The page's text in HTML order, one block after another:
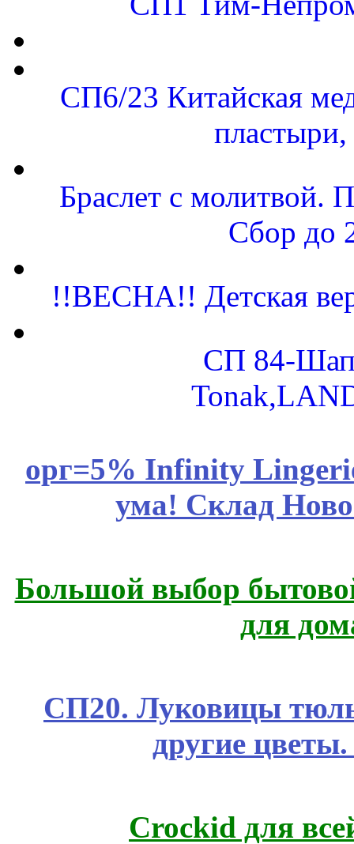
СП6/23 Китайская
Браслет с молитвой.
Сбор до
!!ВЕСНА!! Детская
СП 84-
орг=5% Infinity
ума! Склад
Большой выбор
для
СП20. Луковицы
другие
Crockid для